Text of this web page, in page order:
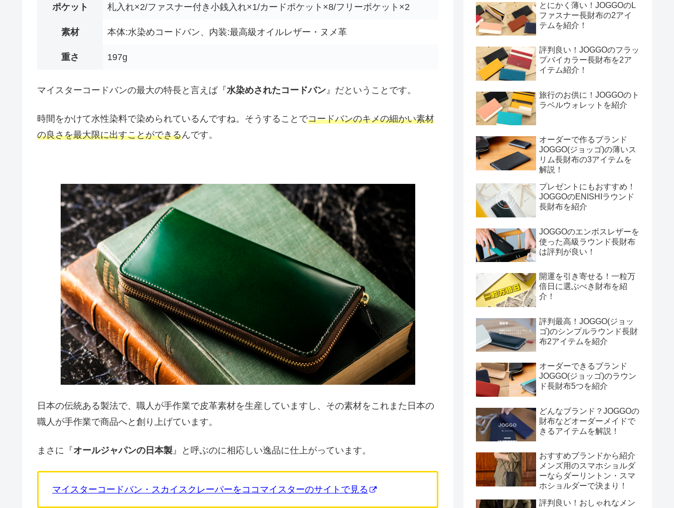
ポケット 札入れ×2/ファスナー付き小銭入れ×1/カードポケット×8/フリーポケット×2
素材 本体:水染めコードバン、内装:最高級オイルレザー・ヌメ革
重さ 197g
マイスターコードバンの最大の特長と言えば『水染めされたコードバン 』だということです。
時間をかけて水性染料で染められているんですね。そうすることでコードバンのキメの細かい素材
の良さを最大限に出すことができるんです。
日本の伝統ある製法で、職人が手作業で皮革素材を生産していますし、その素材をこれまた日本の
職人が手作業で商品へと創り上げています。
まさに『オールジャパンの日本製 』と呼ぶのに相応しい逸品に仕上がっています。
マイスターコードバン・スカイスクレーパーをココマイスターのサイトで見る
とにかく薄い！JOGGOのL
ファスナー長財布の2アイ
テムを紹介！
評判良い！JOGGOのフラッ
プバイカラー長財布を2ア
イテム紹介！
旅行のお供に！JOGGOのト
ラベルウォレットを紹介
オーダーで作るブランド
JOGGO(ジョッゴ)の薄いス
リム長財布の3アイテムを
解説！
プレゼントにもおすすめ！
JOGGOのENISHIラウンド
長財布を紹介
JOGGOのエンボスレザーを
使った高級ラウンド長財布
は評判が良い！
開運を引き寄せる！一粒万
倍日に選ぶべき財布を紹
介！
評判最高！JOGGO(ジョッ
ゴ)のシンプルラウンド長財
布2アイテムを紹介
オーダーできるブランド
JOGGO(ジョッゴ)のラウン
ド長財布5つを紹介
どんなブランド？JOGGOの
財布などオーダーメイドで
きるアイテムを解説！
おすすめブランドから紹介
メンズ用のスマホショルダ
ーならダーリントン・スマ
ホショルダーで決まり！
評判良い！おしゃれなメン